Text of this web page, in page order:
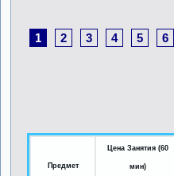
1 2 3 4 5 6
Предмет
Цена Занятия (60
мин)